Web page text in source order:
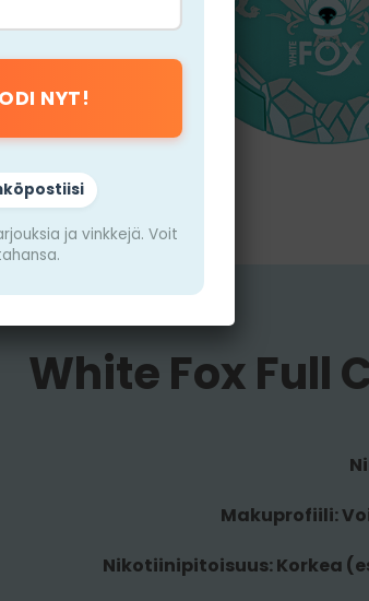
haluavat
White Fox Full
Makuprofiili:
Nikotiinipitoisuus: Korkea
ja vinkkejä. Voit